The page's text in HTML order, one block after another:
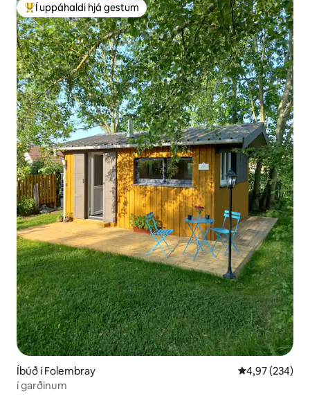
Í mestu uppáhaldi hjá gestum
Í uppáhaldi hjá gestum
Íbúð í Folembray 4,97 af 5 í
4,97 (234)
í garðinum